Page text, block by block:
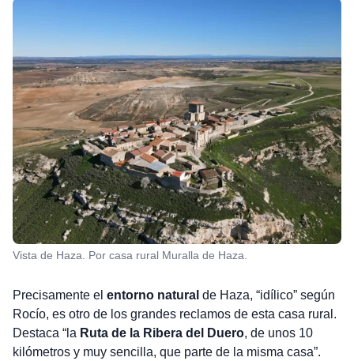
Vista de Haza. Por casa rural Muralla de Haza.
Precisamente el entorno natural de Haza, “idílico” según
Rocío, es otro de los grandes reclamos de esta casa rural.
Destaca “la Ruta de la Ribera del Duero, de unos 10
kilómetros y muy sencilla, que parte de la misma casa”.